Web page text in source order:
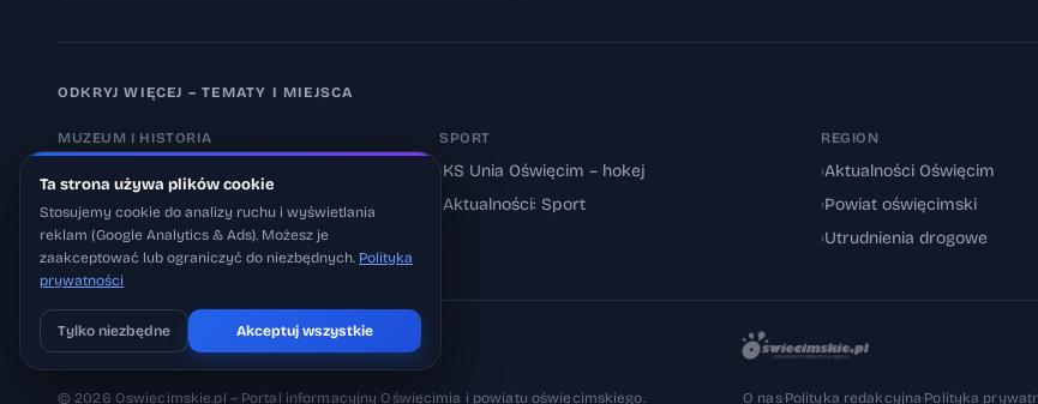
ODKRYJ WIĘCEJ – TEMATY I MIEJSCA
MUZEUM I HISTORIA
› Aktualności: Muzeum
›Aktualności: Historia
SPORT
›KS Unia Oświęcim – hokej
Aktualności: Sport
REGION
›Aktualności Oświęcim
›Powiat oświęcimski
›Utrudnienia drogowe
© 2026 Oswiecimskie.pl – Portal informacyjny Oświęcimia i powiatu oświęcimskiego. O nas·Polityka redakcyjna·Polityka
Ta strona używa plików cookie
Stosujemy cookie do analizy ruchu i wyświetlania
reklam (Google Analytics & Ads). Możesz je
zaakceptować lub ograniczyć do niezbędnych. Polityka
prywatności
Tylko niezbędne Akceptuj wszystkie
Pobierz na iOS